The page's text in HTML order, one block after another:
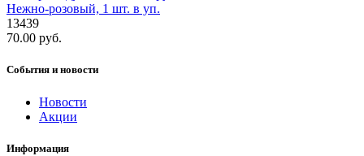
13439
70.00 руб.
События и новости
Новости
Акции
Информация